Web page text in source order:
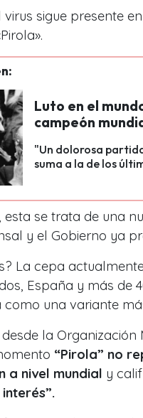
virus sigue presente
Luto en el
campeón
"Un dolorosa
suma a la de los
esta se trata de una
y el Gobierno ya
La cepa
España y más de
como una variante
desde la Organización
“Pirola” no
a nivel mundial y
interés”.